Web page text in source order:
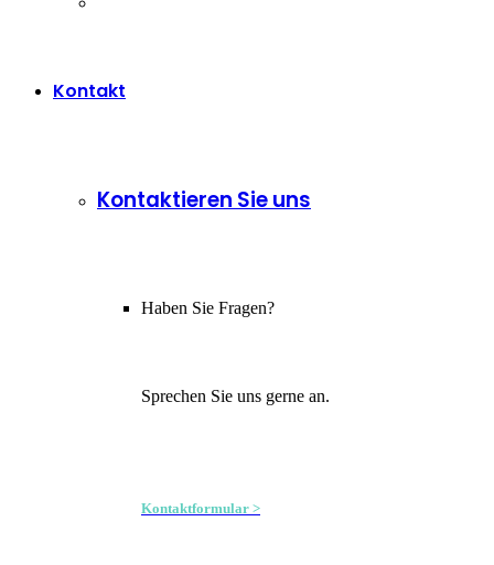
Kontakt
Kontaktieren Sie uns
Haben Sie Fragen?
Sprechen Sie uns gerne an.
Kontaktformular >